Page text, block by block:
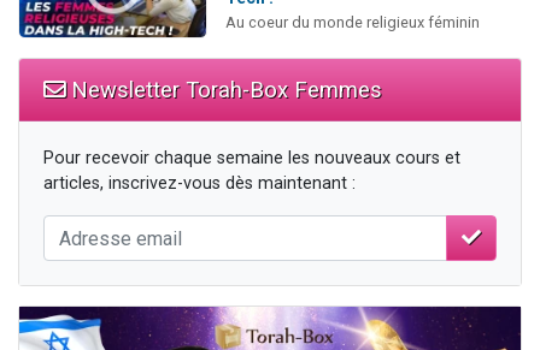
Au coeur du monde religieux féminin
Newsletter Torah-Box Femmes
Pour recevoir chaque semaine les nouveaux cours et
articles, inscrivez-vous dès maintenant :